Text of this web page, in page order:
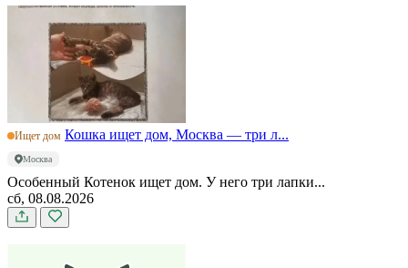
Ищет дом Кошка ищет дом, Москва — три л...
Москва
Особенный Котенок ищет дом. У него три лапки...
сб, 08.08.2026